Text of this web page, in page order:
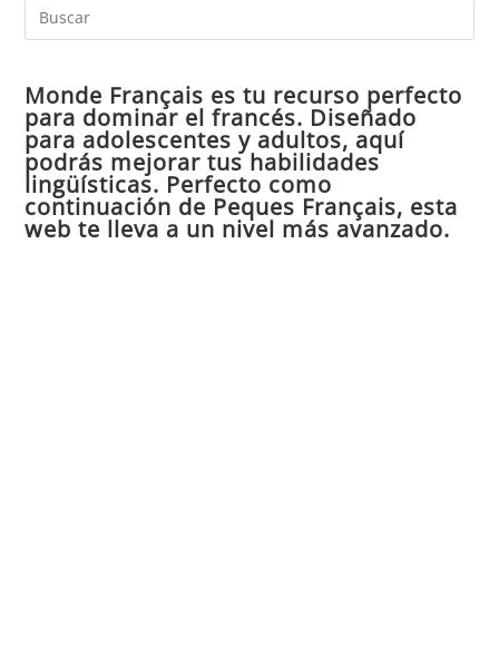
Monde Français es tu recurso perfecto
para dominar el francés. Diseñado
para adolescentes y adultos, aquí
podrás mejorar tus habilidades
lingüísticas. Perfecto como
continuación de Peques Français, esta
web te lleva a un nivel más avanzado.